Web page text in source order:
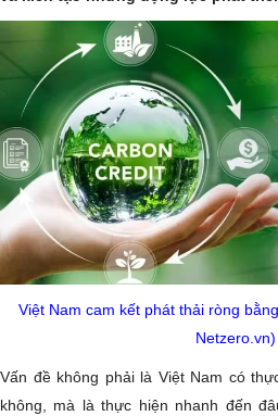
Việt Nam cam kết phát thải ròng
Netzero.vn)
Vấn đề không phải là Việt Nam có
không, mà là thực hiện nhanh đến